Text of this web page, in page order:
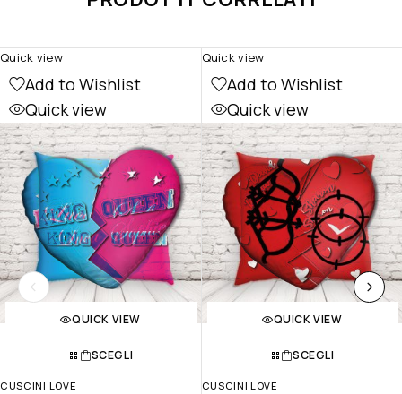
Add to Wishlist
Quick view
QUICK VIEW
SCEGLI
CUSCINI LOVE
Quick view
Add to Wishlist
Quick view
QUICK VIEW
SCEGLI
CUSCINI LOVE
Quick view